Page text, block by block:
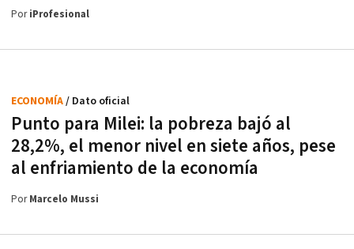
PoriProfesional
Punto para Milei: la pobreza bajó al
28,2%, el menor nivel en siete años, pese
al enfriamiento de la economía
ECONOMÍA/ Dato oficial
PorMarcelo Mussi